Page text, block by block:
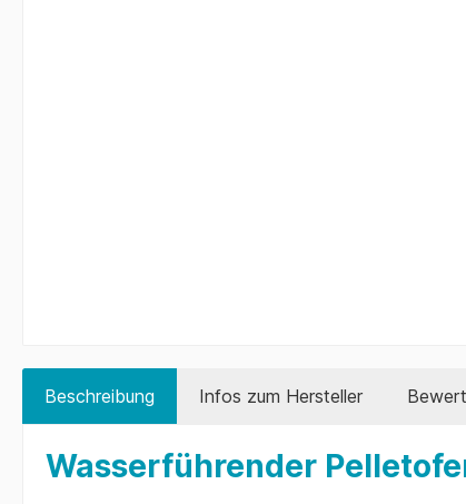
Beschreibung Infos zum Hersteller
Wasserführender